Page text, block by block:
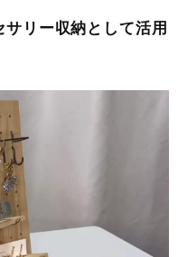
リー収納として活用